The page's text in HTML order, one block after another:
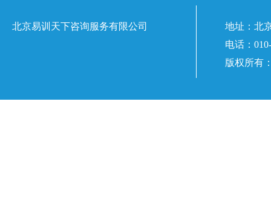
北京易训天下咨询服务有限公司
地址：北
电话：
版权所有